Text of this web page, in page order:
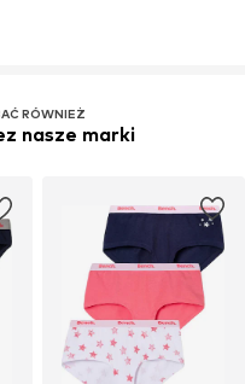
RÓWNIEŻ
nasze marki